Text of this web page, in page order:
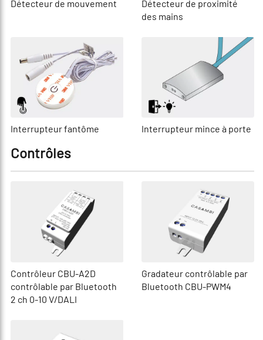
Détecteur de mouvement
Détecteur de proximité
des mains
Interrupteur fantôme Interrupteur mince à porte
Contrôles
Contrôleur CBU-A2D
contrôlable par Bluetooth
2 ch 0-10 V/DALI
Gradateur contrôlable par
Bluetooth CBU-PWM4